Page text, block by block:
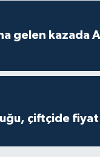
Alacalı 2 kişi hayatını
çiftçide fiyat